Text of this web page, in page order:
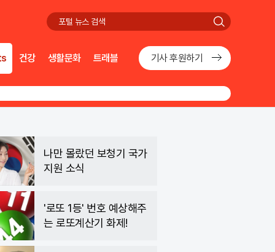
검
건강 생활문화 트래블 기사 후원하기
나만 몰랐던 보청기 국가
지원 소식
'로또 1등' 번호 예상해주
는 로또계산기 화제!